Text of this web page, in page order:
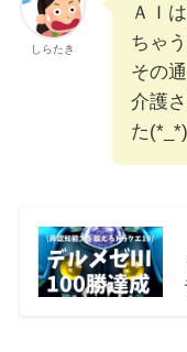
しらたき
ＡＩ
ちゃ
その
介護
た(*_*)